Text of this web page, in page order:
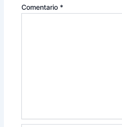
Comentario *